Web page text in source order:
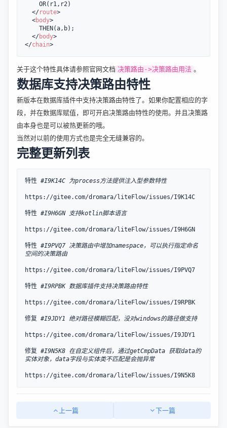
OR(r1,r2)
</route>
<body>
THEN(a,b);
</body>
</chain>
关于这个特性具体请参照官网文档 决策路由->决策路由用法 。
数据库支持决策路由特性
新版本在数据库插件中支持决策路由特性了。如果你配置相应的字
段，并在数据库赋值，即可开启决策路由特性的使用。并且决策路
由本身也是可以被热更新的哦。
当然对以前的使用方式也是完全无缝兼容的。
完整更新列表
特性 #I9K14C 为process方法提供注入型参数特性
https://gitee.com/dromara/liteFlow/issues/I9K14C
特性 #I9H6GN 支持kotlin脚本语言
https://gitee.com/dromara/liteFlow/issues/I9H6GN
特性 #I9PVQ7 决策路由中增加namespace，可以执行指定命名
空间的决策路由
https://gitee.com/dromara/liteFlow/issues/I9PVQ7
特性 #I9RPBK 数据库插件支持决策路由特性
https://gitee.com/dromara/liteFlow/issues/I9RPBK
修复 #I9JDY1 绝对路径模糊匹配，没对windows的路径做支持
https://gitee.com/dromara/liteFlow/issues/I9JDY1
修复 #I9N5K8 在自定义组件后，通过getCmpData 获取data的
实体对象，data字段与实体类不匹配是会抛异常
https://gitee.com/dromara/liteFlow/issues/I9N5K8
上一篇 下一篇